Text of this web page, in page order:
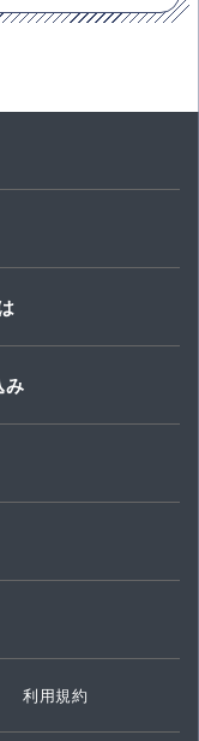
み
利用規約